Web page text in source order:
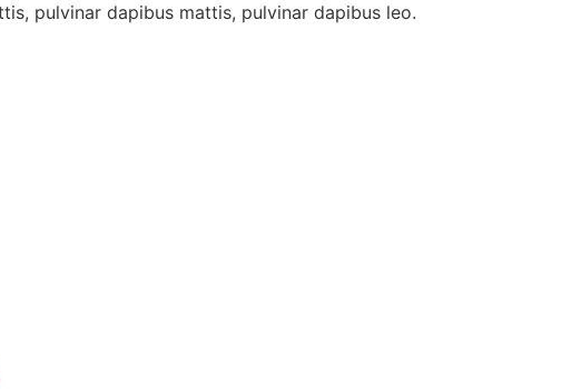
pulvinar dapibus mattis, pulvinar dapibus leo.